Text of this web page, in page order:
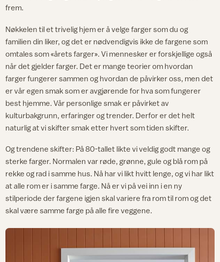
frem.
Nøkkelen til et trivelig hjem er å velge farger som du og
familien din liker, og det er nødvendigvis ikke de fargene som
omtales som «årets farger». Vi mennesker er forskjellige også
når det gjelder farger. Det er mange teorier om hvordan
farger fungerer sammen og hvordan de påvirker oss, men det
er vår egen smak som er avgjørende for hva som fungerer
best hjemme. Vår personlige smak er påvirket av
kulturbakgrunn, erfaringer og trender. Derfor er det helt
naturlig at vi skifter smak etter hvert som tiden skifter.
Og trendene skifter: På 80-tallet likte vi veldig godt mange og
sterke farger. Normalen var røde, grønne, gule og blå rom på
rekke og rad i samme hus. Nå har vi likt hvitt lenge, og vi har likt
at alle rom er i samme farge. Nå er vi på vei inn i en ny
stilperiode der fargene igjen skal variere fra rom til rom og det
skal være samme farge på alle fire veggene.